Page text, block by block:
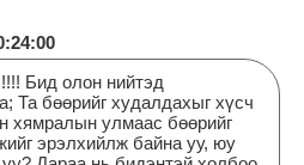
Бид олон нийтэд
Та бөөрийг худалдахыг хүсч
хямралын улмаас бөөрийг
эрэлхийлж байна уу, юу